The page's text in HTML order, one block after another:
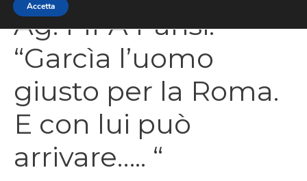
Ag. FIFA Parisi:
“Garcìa l’uomo
giusto per la Roma.
E con lui può
arrivare….. “
Accetta